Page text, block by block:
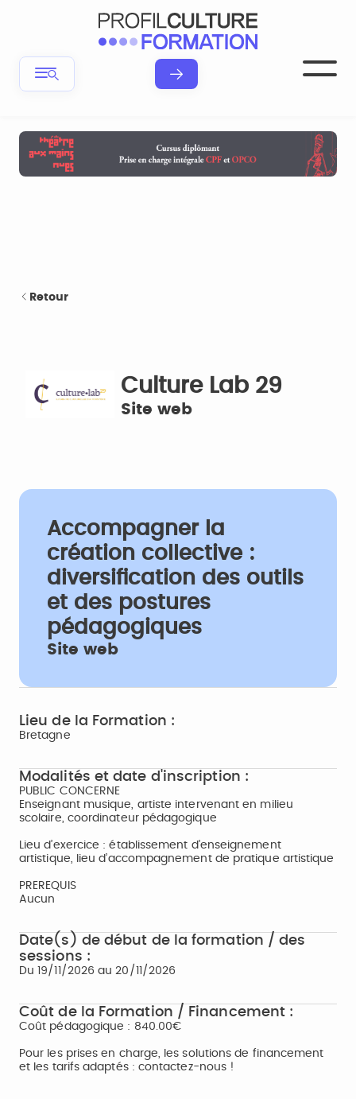
Retour
Culture Lab 29
Site web
Accompagner la
création collective :
diversification des outils
et des postures
pédagogiques
Site web
Lieu de la Formation :
Bretagne
Modalités et date d'inscription :
PUBLIC CONCERNE
Enseignant musique, artiste intervenant en milieu
scolaire, coordinateur pédagogique
Lieu d’exercice : établissement d'enseignement
artistique, lieu d’accompagnement de pratique artistique
PREREQUIS
Aucun
Date(s) de début de la formation / des
sessions :
Du 19/11/2026 au 20/11/2026
Coût de la Formation / Financement :
Coût pédagogique : 840.00€
Pour les prises en charge, les solutions de financement
et les tarifs adaptés : contactez-nous !